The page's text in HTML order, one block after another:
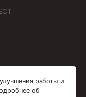
работы и
об